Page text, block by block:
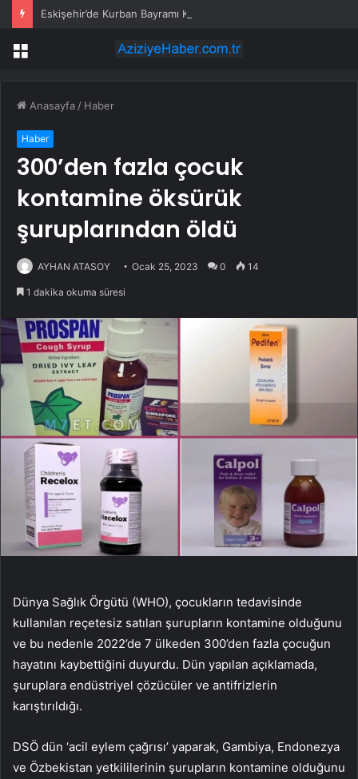
Eskişehir’de Kurban Bayramı Kutlaması
Menü
Anasayfa / Haber
Haber
300’den fazla çocuk
kontamine öksürük
şuruplarından öldü
AYHAN ATASOY Ocak 25, 2023 0 14
1 dakika okuma süresi
Dünya Sağlık Örgütü (WHO), çocukların tedavisinde
kullanılan reçetesiz satılan şurupların kontamine olduğunu
ve bu nedenle 2022’de 7 ülkeden 300’den fazla çocuğun
hayatını kaybettiğini duyurdu. Dün yapılan açıklamada,
şuruplara endüstriyel çözücüler ve antifrizlerin
karıştırıldığı.
DSÖ dün ‘acil eylem çağrısı’ yaparak, Gambiya, Endonezya
ve Özbekistan yetkililerinin şurupların kontamine olduğunu